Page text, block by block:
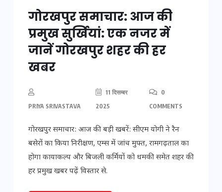
गोरखपुर समाचार: आज की
प्रमुख सुर्खियां: एक नजर में
जानें गोरखपुर शहर की हर
खबर
PRIYA SRIVASTAVA
11 दिसम्बर
2025
0
COMMENTS
गोरखपुर समाचार: आज की बड़ी खबरें: सीएम योगी ने रैन
बसेरों का किया निरीक्षण, एम्स में जांच मुफ्त, रामगढ़ताल का
होगा कायाकल्प और बिजली कर्मियों को धमकी समेत शहर की
हर प्रमुख खबर पढ़ें विस्तार से.